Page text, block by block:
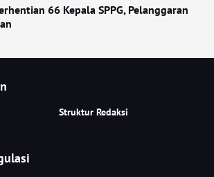
66 Kepala SPPG, Pelanggaran
Struktur Redaksi